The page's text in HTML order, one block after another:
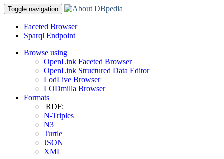
Toggle navigation
Faceted Browser
Sparql Endpoint
Browse using
OpenLink Faceted Browser
OpenLink Structured Data Editor
LodLive Browser
LODmilla Browser
Formats
RDF:
N-Triples
N3
Turtle
JSON
XML